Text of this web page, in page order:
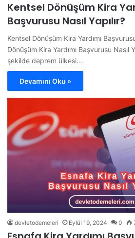
Kentsel Dönüşüm Kira
Başvurusu Nasıl Yapılır?
Kentsel Dönüşüm Kira Yardımı
Dönüşüm Kira Yardımı Başvurusu Nasıl
şekilde deprem ülkesi.…
Devamını Oku »
devletodemeleri Eylül 19, 2024 0